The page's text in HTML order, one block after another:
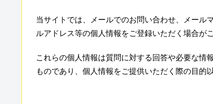
当サイトでは、メールでのお問い合わせ、メール
ルアドレス等の個人情報をご登録いただく場合が
これらの個人情報は質問に対する回答や必要な情
ものであり、個人情報をご提供いただく際の目的